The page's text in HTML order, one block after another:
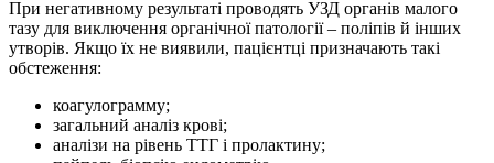
При негативному результаті проводять УЗД органів малого
тазу для виключення органічної патології – поліпів й інших
утворів. Якщо їх не виявили, пацієнтці призначають такі
обстеження:
коагулограмму;
загальний аналіз крові;
аналізи на рівень ТТГ і пролактину;